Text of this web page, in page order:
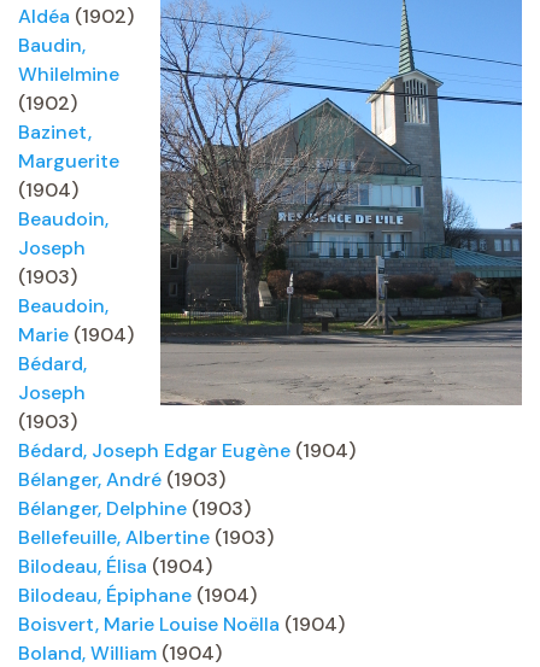
Aldéa (1902)
Baudin,
Whilelmine
(1902)
Bazinet,
Marguerite
(1904)
Beaudoin,
Joseph
(1903)
Beaudoin,
Marie (1904)
Bédard,
Joseph
(1903)
Bédard, Joseph Edgar Eugène (1904)
Bélanger, André (1903)
Bélanger, Delphine (1903)
Bellefeuille, Albertine (1903)
Bilodeau, Élisa (1904)
Bilodeau, Épiphane (1904)
Boisvert, Marie Louise Noëlla (1904)
Boland, William (1904)